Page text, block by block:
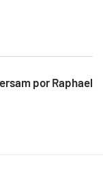
por Raphael